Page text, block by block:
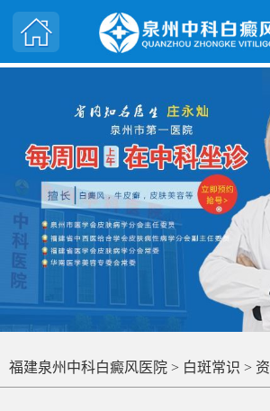
福建泉州中科白癜风医院 > 白斑常识 >